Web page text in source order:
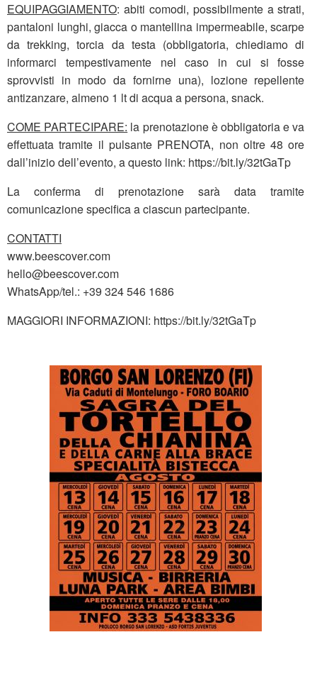
EQUIPAGGIAMENTO: abiti comodi, possibilmente a strati,
pantaloni lunghi, giacca o mantellina impermeabile, scarpe
da trekking, torcia da testa (obbligatoria, chiediamo di
informarci tempestivamente nel caso in cui si fosse
sprovvisti in modo da fornirne una), lozione repellente
antizanzare, almeno 1 lt di acqua a persona, snack.
COME PARTECIPARE: la prenotazione è obbligatoria e va
effettuata tramite il pulsante PRENOTA, non oltre 48 ore
dall’inizio dell’evento, a questo link: https://bit.ly/32tGaTp
La conferma di prenotazione sarà data tramite
comunicazione specifica a ciascun partecipante.
CONTATTI
www.beescover.com
hello@beescover.com
WhatsApp/tel.: +39 324 546 1686
MAGGIORI INFORMAZIONI: https://bit.ly/32tGaTp